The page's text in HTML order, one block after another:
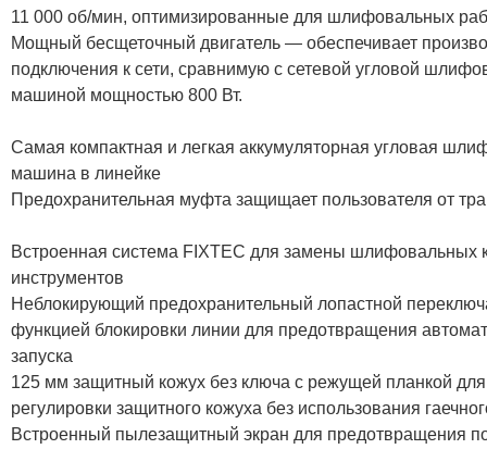
11 000 об/мин, оптимизированные для шлифовальных
Мощный бесщеточный двигатель — обеспечивает
подключения к сети, сравнимую с сетевой угловой
машиной мощностью 800 Вт.
Самая компактная и легкая аккумуляторная угловая
машина в линейке
Предохранительная муфта защищает пользователя от
Встроенная система FIXTEC для замены шлифовальных
инструментов
Неблокирующий предохранительный лопастной
функцией блокировки линии для предотвращения
запуска
125 мм защитный кожух без ключа с режущей планкой
регулировки защитного кожуха без использования
Встроенный пылезащитный экран для предотвращения